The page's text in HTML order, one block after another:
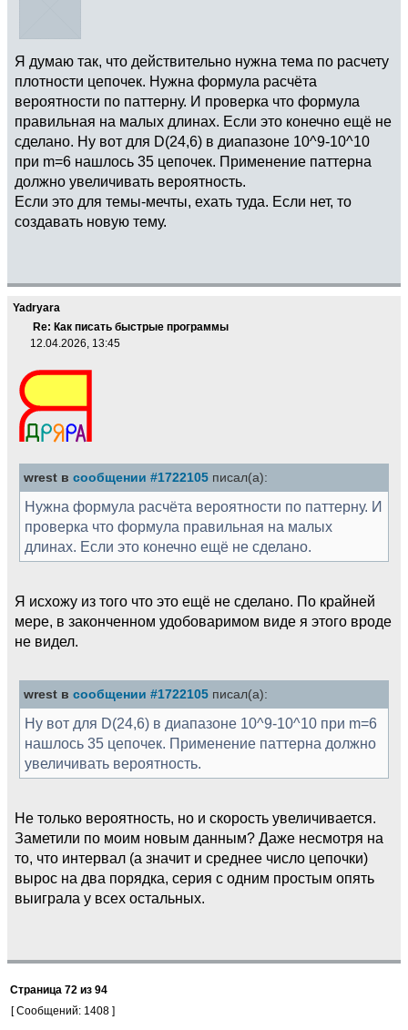
Я думаю так, что действительно нужна тема по расчету
плотности цепочек. Нужна формула расчёта
вероятности по паттерну. И проверка что формула
правильная на малых длинах. Если это конечно ещё не
сделано. Ну вот для D(24,6) в диапазоне 10^9-10^10
при m=6 нашлось 35 цепочек. Применение паттерна
должно увеличивать вероятность.
Если это для темы-мечты, ехать туда. Если нет, то
создавать новую тему.
Yadryara
Re: Как писать быстрые программы
12.04.2026, 13:45
wrest в сообщении #1722105 писал(а):
Нужна формула расчёта вероятности по паттерну. И
проверка что формула правильная на малых
длинах. Если это конечно ещё не сделано.
Я исхожу из того что это ещё не сделано. По крайней
мере, в законченном удобоваримом виде я этого вроде
не видел.
wrest в сообщении #1722105 писал(а):
Ну вот для D(24,6) в диапазоне 10^9-10^10 при m=6
нашлось 35 цепочек. Применение паттерна должно
увеличивать вероятность.
Не только вероятность, но и скорость увеличивается.
Заметили по моим новым данным? Даже несмотря на
то, что интервал (а значит и среднее число цепочки)
вырос на два порядка, серия с одним простым опять
выиграла у всех остальных.
Страница 72 из 94
[ Сообщений: 1408 ]